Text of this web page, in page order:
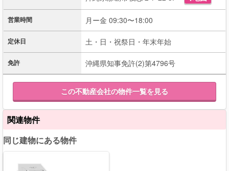
営業時間 月ー金 09:30〜18:00
定休日 土・日・祝祭日・年末年始
免許 沖縄県知事免許(2)第4796号
この不動産会社の物件一覧を見る
関連物件
同じ建物にある物件